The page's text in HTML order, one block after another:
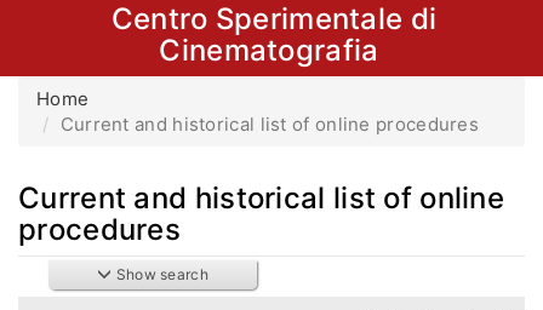
Centro Sperimentale di
Cinematografia
Home
Current and historical list of online procedures
Current and historical list of online
procedures
Search
Show search